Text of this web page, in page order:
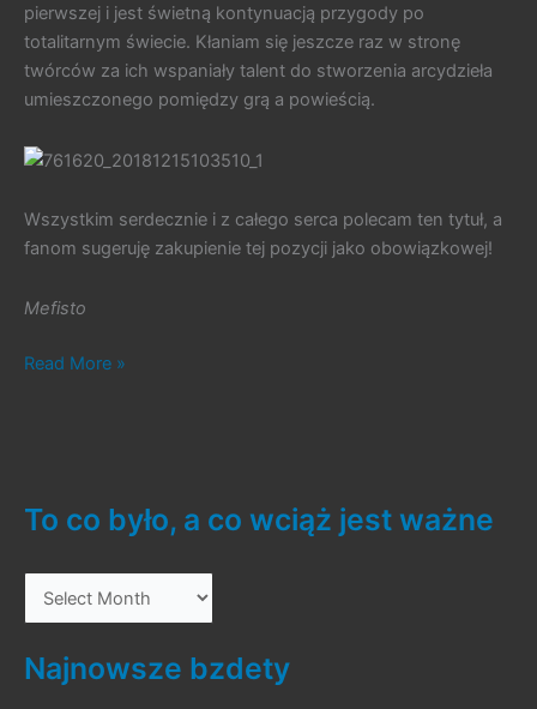
pierwszej i jest świetną kontynuacją przygody po
totalitarnym świecie. Kłaniam się jeszcze raz w stronę
twórców za ich wspaniały talent do stworzenia arcydzieła
umieszczonego pomiędzy grą a powieścią.
Wszystkim serdecznie i z całego serca polecam ten tytuł, a
fanom sugeruję zakupienie tej pozycji jako obowiązkowej!
Mefisto
#174.
Read More »
To co było, a co wciąż jest ważne
o
c
Najnowsze bzdety